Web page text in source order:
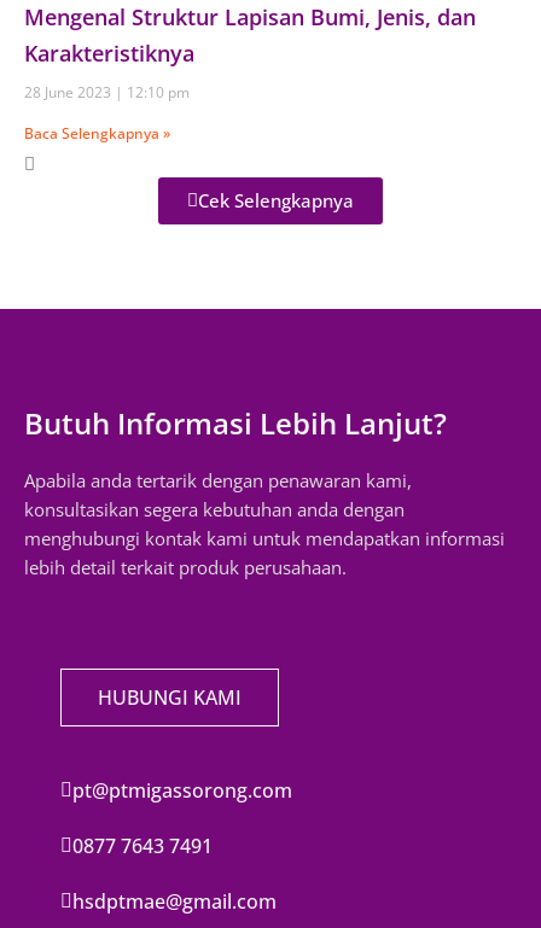
Mengenal Struktur Lapisan Bumi, Jenis, dan
Karakteristiknya
28 June 2023
12:10 pm
Baca Selengkapnya »
Cek Selengkapnya
Butuh Informasi Lebih Lanjut?
Apabila anda tertarik dengan penawaran kami,
konsultasikan segera kebutuhan anda dengan
menghubungi kontak kami untuk mendapatkan informasi
lebih detail terkait produk perusahaan.
HUBUNGI KAMI
pt@ptmigassorong.com
0877 7643 7491
hsdptmae@gmail.com